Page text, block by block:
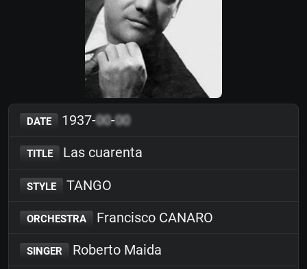
DATE 1937-00-00
TITLE Las cuarenta
STYLE TANGO
ORCHESTRA Francisco CANARO
SINGER Roberto Maida